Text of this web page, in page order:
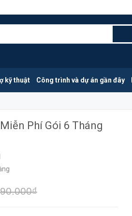
kỹ thuật Công trình và dự án gần đây
Phí Gói 6 Tháng
MUA NGAY